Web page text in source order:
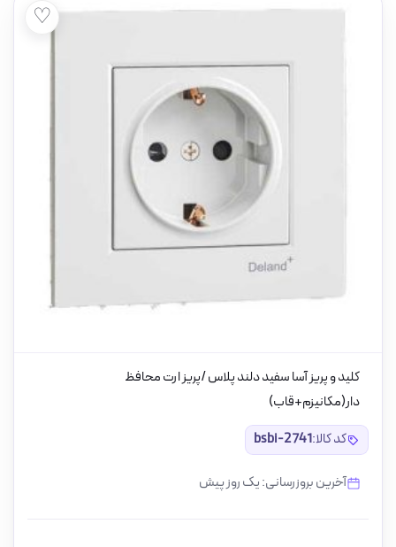
♡
کلید و پریز آسا سفید دلند پلاس /پریز ارت محافظ
دار(مکانیزم+قاب)
کد کالا:bsbi-2741
آخرین بروزرسانی: یک روز پیش